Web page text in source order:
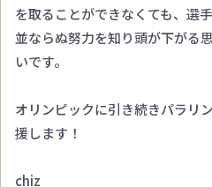
を取ることができなくても、選
並ならぬ努力を知り頭が下がる
いです。
オリンピックに引き続きパラリ
援します！
chiz